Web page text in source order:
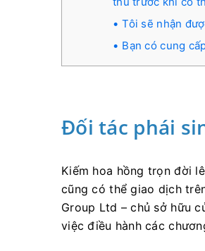
Tôi sẽ nhận
Bạn có cung
Đối tác phái
Kiếm hoa hồng trọn đời
cũng có thể giao dịch
Group Ltd – chủ sở hữu
việc điều hành các